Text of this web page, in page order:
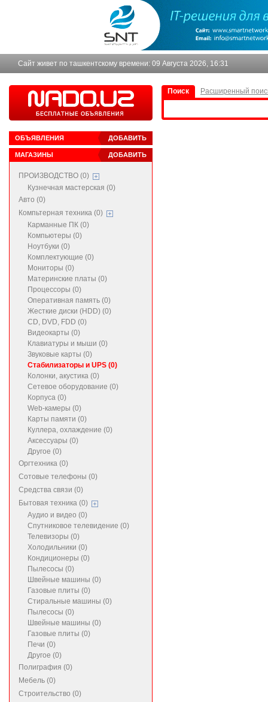
Сайт живет по ташкентскому времени: 09 Августа 2026, 16:31
ДОБАВИТЬ
ОБЪЯВЛЕНИЯ
ДОБАВИТЬ
МАГАЗИНЫ
ПРОИЗВОДСТВО (0)
Кузнечная мастерская (0)
Авто (0)
Компьтерная техника (0)
Карманные ПК (0)
Компьютеры (0)
Ноутбуки (0)
Комплектующие (0)
Мониторы (0)
Материнские платы (0)
Процессоры (0)
Оперативная память (0)
Жесткие диски (HDD) (0)
CD, DVD, FDD (0)
Видеокарты (0)
Клавиатуры и мыши (0)
Звуковые карты (0)
Стабилизаторы и UPS (0)
Колонки, акустика (0)
Сетевое оборудование (0)
Корпуса (0)
Web-камеры (0)
Карты памяти (0)
Куллера, охлаждение (0)
Аксессуары (0)
Другое (0)
Оргтехника (0)
Сотовые телефоны (0)
Средства связи (0)
Бытовая техника (0)
Аудио и видео (0)
Спутниковое телевидение (0)
Телевизоры (0)
Холодильники (0)
Кондиционеры (0)
Пылесосы (0)
Швейные машины (0)
Газовые плиты (0)
Стиральные машины (0)
Пылесосы (0)
Швейные машины (0)
Газовые плиты (0)
Печи (0)
Другое (0)
Полиграфия (0)
Мебель (0)
Строительство (0)
Поиск Расширенный